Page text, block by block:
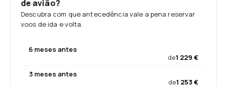
de avião?
Descubra com que antecedência vale a pena reservar
voos de ida e volta.
6 meses antes
de1 229 €
3 meses antes
de1 253 €